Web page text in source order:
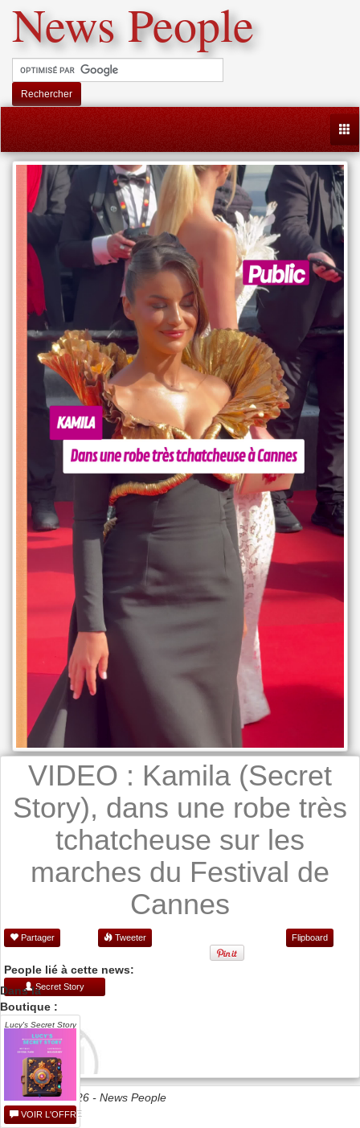
News People
Rechercher
VIDEO : Kamila (Secret
Story), dans une robe très
tchatcheuse sur les
marches du Festival de
Cannes
Partager Tweeter Flipboard
People lié à cette news:
Secret Story
Date 21/05/2026 - News People
Dans la
Boutique :
Lucy's Secret Story
VOIR L'OFFRE